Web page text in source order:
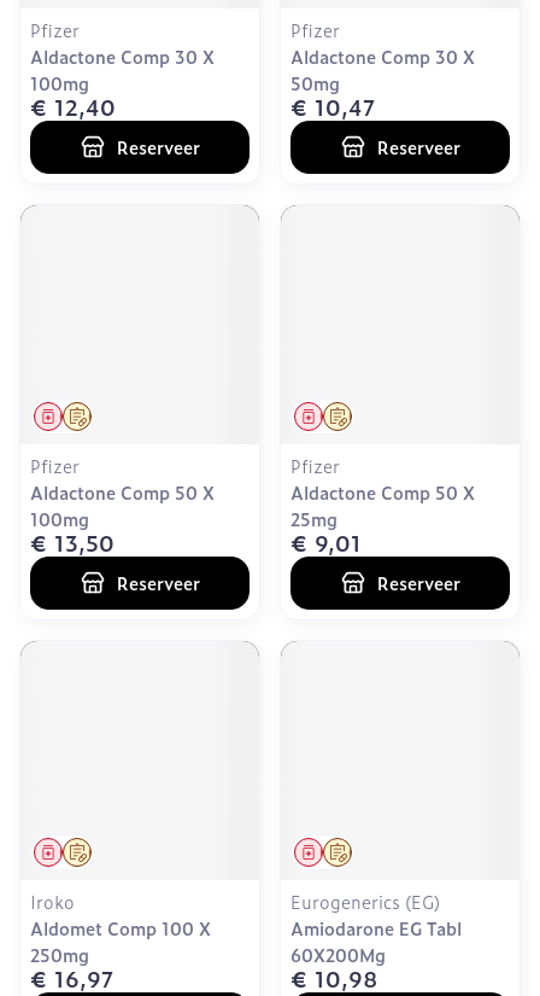
Pfizer
Aldactone Comp 30 X
100mg
€ 12,40
Reserveer
Pfizer
Aldactone Comp 30 X
50mg
€ 10,47
Reserveer
Op voorschrift
Geneesmiddel
Pfizer
Aldactone Comp 50 X
100mg
€ 13,50
Reserveer
Op voorschrift
Geneesmiddel
Pfizer
Aldactone Comp 50 X
25mg
€ 9,01
Reserveer
Op voorschrift
Geneesmiddel
Iroko
Aldomet Comp 100 X
250mg
€ 16,97
Op voorschrift
Geneesmiddel
Eurogenerics (EG)
Amiodarone EG Tabl
60X200Mg
€ 10,98